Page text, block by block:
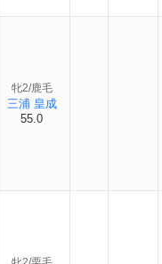
牝2/鹿毛
三浦 皇成
55.0